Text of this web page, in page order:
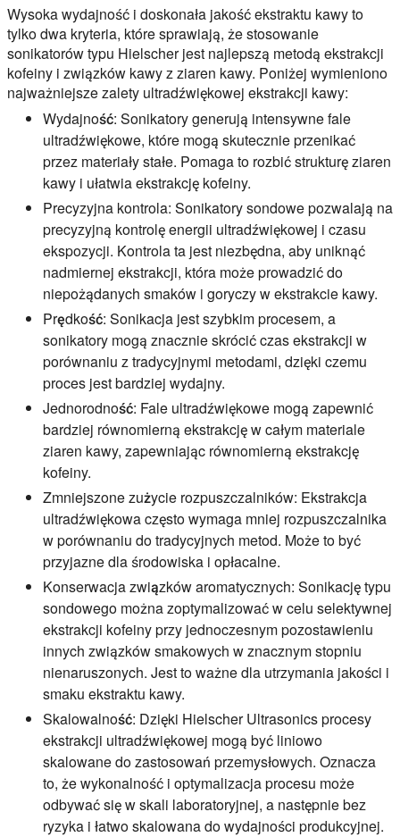
Wysoka wydajność i doskonała jakość ekstraktu kawy to
tylko dwa kryteria, które sprawiają, że stosowanie
sonikatorów typu Hielscher jest najlepszą metodą ekstrakcji
kofeiny i związków kawy z ziaren kawy. Poniżej wymieniono
najważniejsze zalety ultradźwiękowej ekstrakcji kawy:
Wydajność: Sonikatory generują intensywne fale
ultradźwiękowe, które mogą skutecznie przenikać
przez materiały stałe. Pomaga to rozbić strukturę ziaren
kawy i ułatwia ekstrakcję kofeiny.
Precyzyjna kontrola: Sonikatory sondowe pozwalają na
precyzyjną kontrolę energii ultradźwiękowej i czasu
ekspozycji. Kontrola ta jest niezbędna, aby uniknąć
nadmiernej ekstrakcji, która może prowadzić do
niepożądanych smaków i goryczy w ekstrakcie kawy.
Prędkość: Sonikacja jest szybkim procesem, a
sonikatory mogą znacznie skrócić czas ekstrakcji w
porównaniu z tradycyjnymi metodami, dzięki czemu
proces jest bardziej wydajny.
Jednorodność: Fale ultradźwiękowe mogą zapewnić
bardziej równomierną ekstrakcję w całym materiale
ziaren kawy, zapewniając równomierną ekstrakcję
kofeiny.
Zmniejszone zużycie rozpuszczalników: Ekstrakcja
ultradźwiękowa często wymaga mniej rozpuszczalnika
w porównaniu do tradycyjnych metod. Może to być
przyjazne dla środowiska i opłacalne.
Konserwacja związków aromatycznych: Sonikację typu
sondowego można zoptymalizować w celu selektywnej
ekstrakcji kofeiny przy jednoczesnym pozostawieniu
innych związków smakowych w znacznym stopniu
nienaruszonych. Jest to ważne dla utrzymania jakości i
smaku ekstraktu kawy.
Skalowalność: Dzięki Hielscher Ultrasonics procesy
ekstrakcji ultradźwiękowej mogą być liniowo
skalowane do zastosowań przemysłowych. Oznacza
to, że wykonalność i optymalizacja procesu może
odbywać się w skali laboratoryjnej, a następnie bez
ryzyka i łatwo skalowana do wydajności produkcyjnej.